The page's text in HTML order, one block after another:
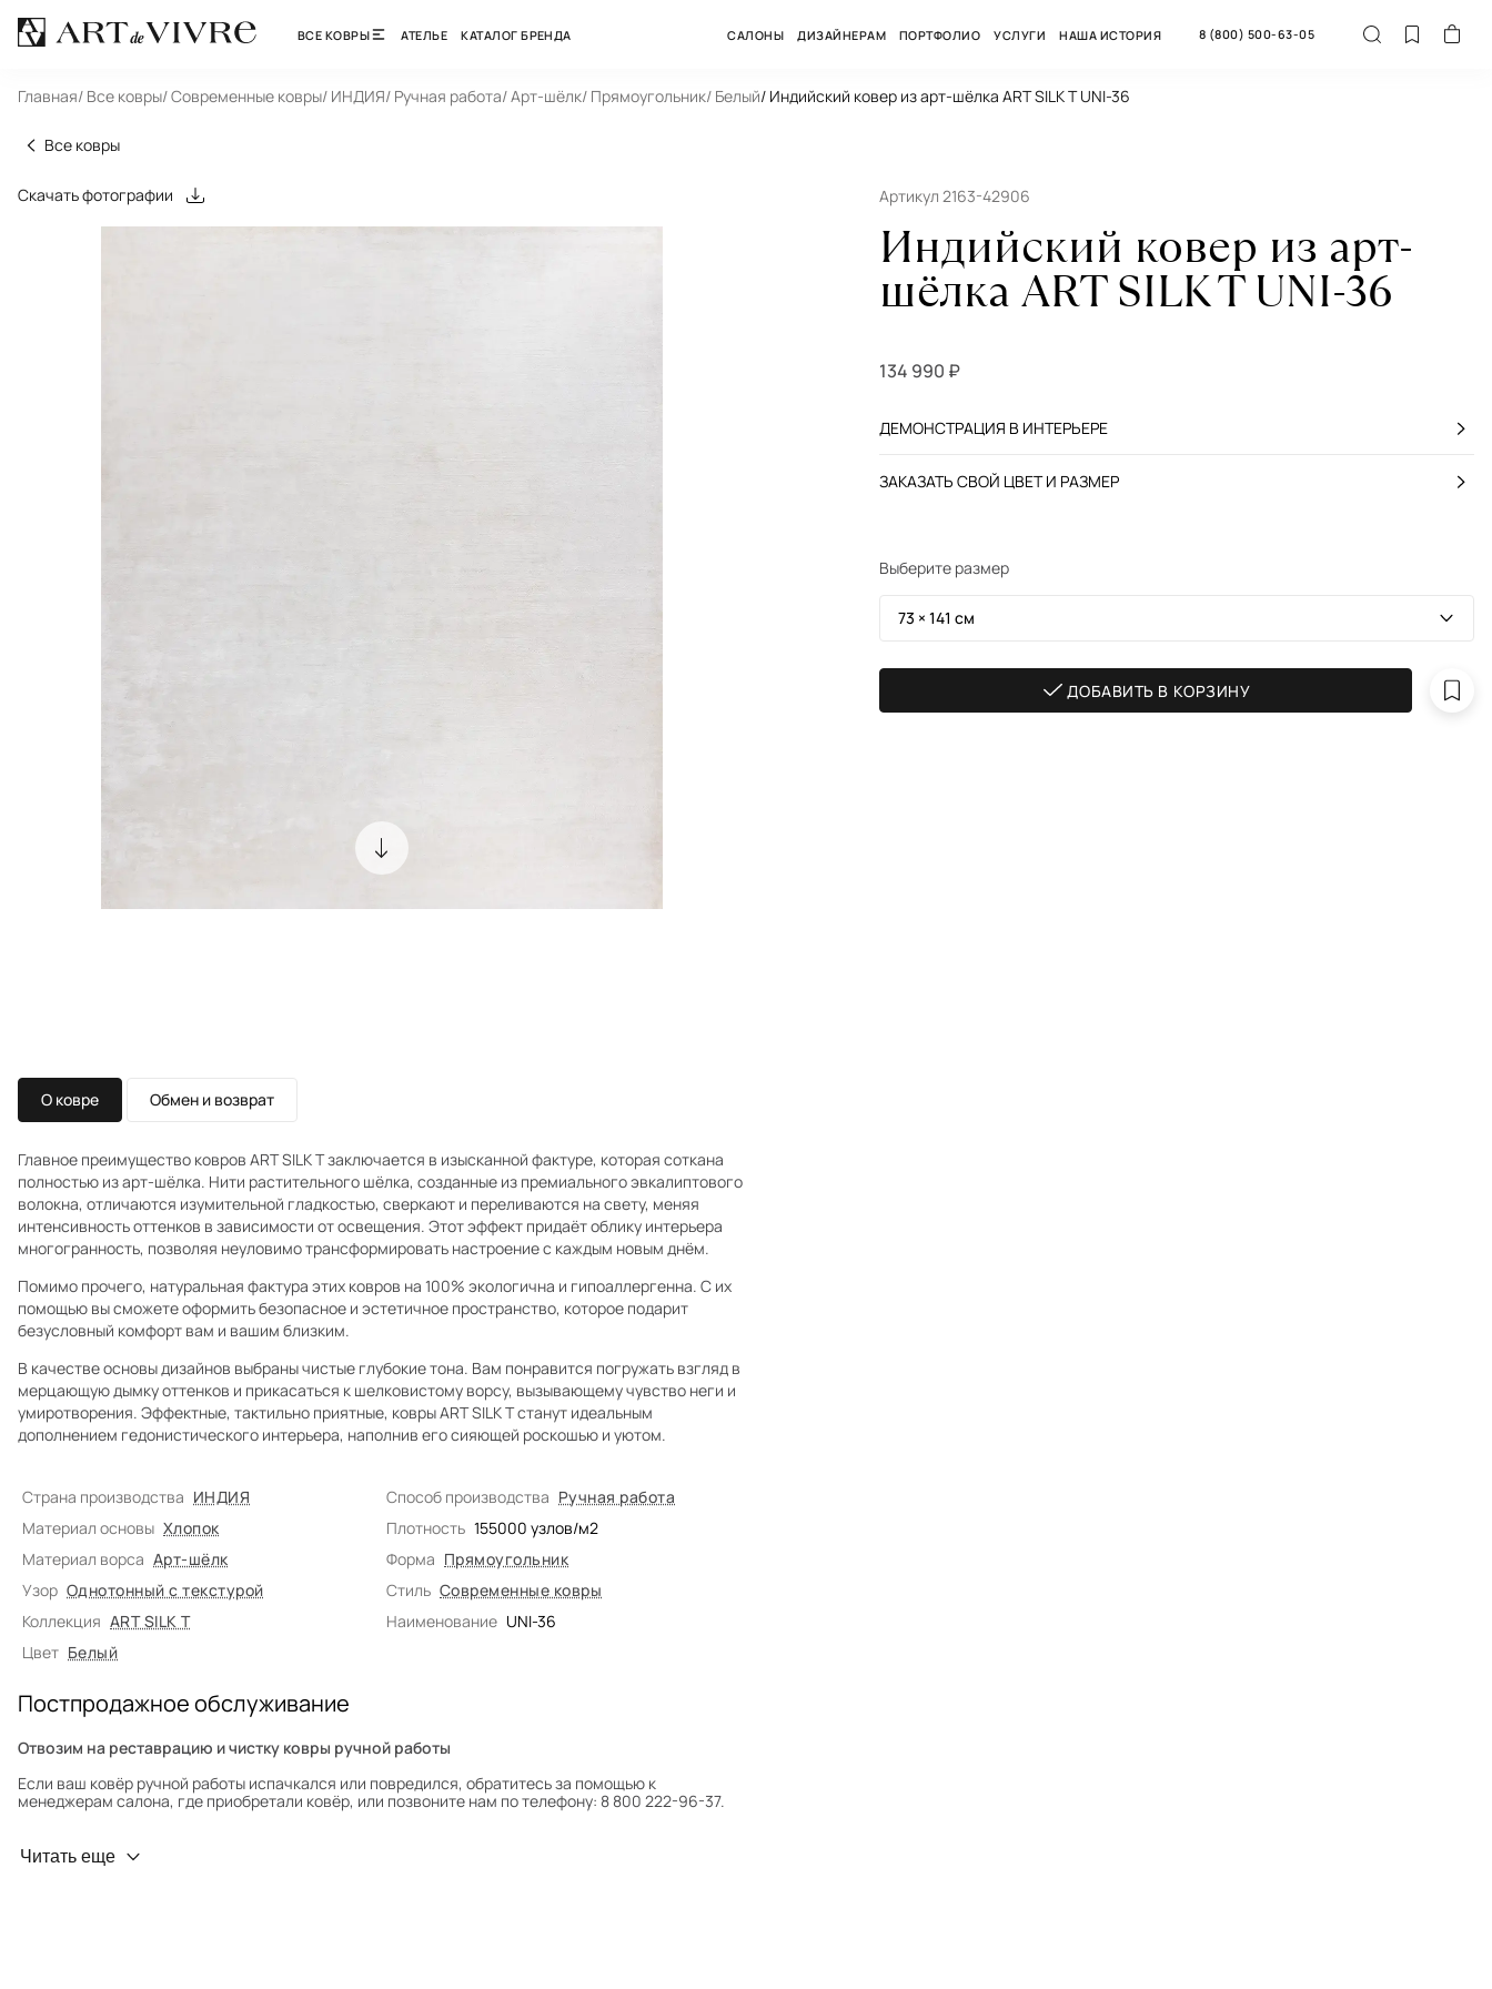
ВСЕ КОВРЫ АТЕЛЬЕ КАТАЛОГ БРЕНДА САЛОНЫ ДИЗАЙНЕРАМ ПОРТФОЛИО УСЛУГИ НАША ИСТОРИЯ 8 (800) 500-63-05
Главная/ Все ковры/ Современные ковры/ ИНДИЯ/ Ручная работа/ Арт-шёлк/ Прямоугольник/ Белый/ Индийский ковер из арт-шёлка ART SILK T UNI-36
Все ковры
Скачать фотографии
О ковре Обмен и возврат
Главное преимущество ковров ART SILK T заключается в изысканной фактуре, которая соткана
полностью из арт-шёлка. Нити растительного шёлка, созданные из премиального эвкалиптового
волокна, отличаются изумительной гладкостью, сверкают и переливаются на свету, меняя
интенсивность оттенков в зависимости от освещения. Этот эффект придаёт облику интерьера
многогранность, позволяя неуловимо трансформировать настроение с каждым новым днём.
Помимо прочего, натуральная фактура этих ковров на 100% экологична и гипоаллергенна. С их
помощью вы сможете оформить безопасное и эстетичное пространство, которое подарит
безусловный комфорт вам и вашим близким.
В качестве основы дизайнов выбраны чистые глубокие тона. Вам понравится погружать взгляд в
мерцающую дымку оттенков и прикасаться к шелковистому ворсу, вызывающему чувство неги и
умиротворения. Эффектные, тактильно приятные, ковры ART SILK T станут идеальным
дополнением гедонистического интерьера, наполнив его сияющей роскошью и уютом.
Страна производства ИНДИЯ Способ производства Ручная работа
Материал основы Хлопок Плотность 155000 узлов/м2
Материал ворса Арт-шёлк Форма Прямоугольник
Узор Однотонный с текстурой Стиль Современные ковры
Коллекция ART SILK T Наименование UNI-36
Цвет Белый
Постпродажное обслуживание
Отвозим на реставрацию и чистку ковры ручной работы
Если ваш ковёр ручной работы испачкался или повредился, обратитесь за помощью к
менеджерам салона, где приобретали ковёр, или позвоните нам по телефону: 8 800 222-96-37.
Профилактика износа
Читать еще
Артикул 2163-42906
Индийский ковер из арт-
шёлка ART SILK T UNI-36
134 990 ₽
ДЕМОНСТРАЦИЯ В ИНТЕРЬЕРЕ
ЗАКАЗАТЬ СВОЙ ЦВЕТ И РАЗМЕР
Выберите размер
73 × 141 см
ДОБАВИТЬ В КОРЗИНУ